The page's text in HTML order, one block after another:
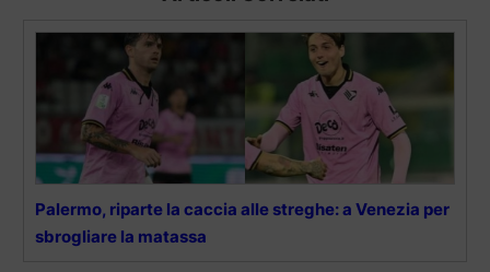
Palermo, riparte la caccia alle streghe: a Venezia per
sbrogliare la matassa